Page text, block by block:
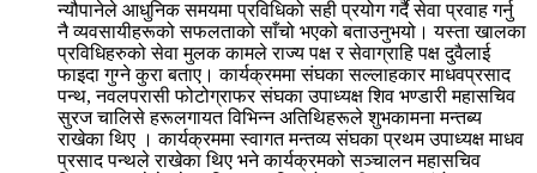
न्यौपानेले आधुनिक समयमा प्रविधिको सही प्रयोग गर्दै सेवा प्रवाह गर्नु
नै व्यवसायीहरूको सफलताको साँचो भएको बताउनुभयो। यस्ता खालका
प्रविधिहरुको सेवा मुलक कामले राज्य पक्ष र सेवाग्राहि पक्ष दुवैलाई
फाइदा गुग्ने कुरा बताए। कार्यक्रममा संघका सल्लाहकार माधवप्रसाद
पन्थ, नवलपरासी फोटोग्राफर संघका उपाध्यक्ष शिव भण्डारी महासचिव
सुरज चालिसे हरूलगायत विभिन्न अतिथिहरूले शुभकामना मन्तब्य
राखेका थिए । कार्यक्रममा स्वागत मन्तव्य संघका प्रथम उपाध्यक्ष माधव
प्रसाद पन्थले राखेका थिए भने कार्यक्रमको सञ्चालन महासचिव